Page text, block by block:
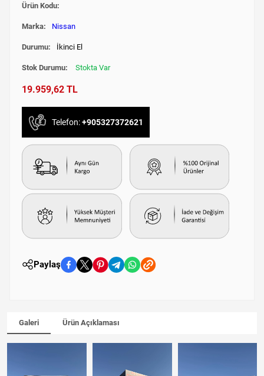
Ürün Kodu:
Marka: Nissan
Durumu: İkinci El
Stok Durumu: Stokta Var
19.959,62 TL
Telefon:+905327372621
Paylaş
Galeri Ürün Açıklaması